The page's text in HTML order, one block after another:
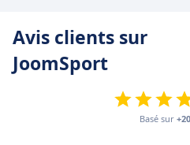
Avis clients sur
JoomSport
Basé sur